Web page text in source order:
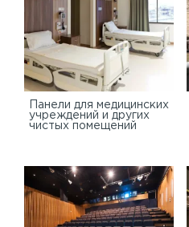
Панели для медицинских
учреждений и других
чистых помещений